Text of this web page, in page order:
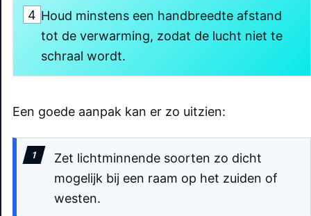
4 Houd minstens een handbreedte afstand
tot de verwarming, zodat de lucht niet te
schraal wordt.
Een goede aanpak kan er zo uitzien:
Zet lichtminnende soorten zo dicht
mogelijk bij een raam op het zuiden of
westen.